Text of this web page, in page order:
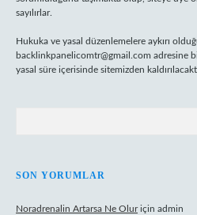
sayılırlar.
Hukuka ve yasal düzenlemelere aykırı
backlinkpanelicomtr@gmail.com adresine
yasal süre içerisinde sitemizden
SON YORUMLAR
Noradrenalin Artarsa Ne Oluriçin admin